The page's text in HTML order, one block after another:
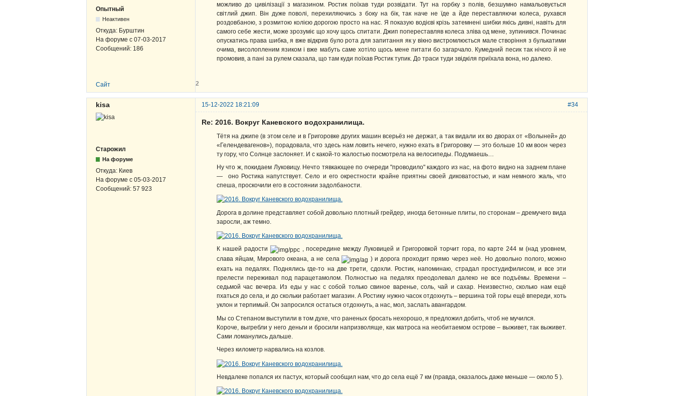
Опытный
Неактивен
Откуда: Бурштин
На форуме с 07-03-2017
Сообщений: 186
можливо до цивілізації з магазином. Ростик поїхав туди розвідати. Тут на горбку з полів, безшумно намальовується
світлий джип. Він дуже поволі, перехиляючись з боку на бік, так наче не їде а йде переставляючи колеса, рухався
роздовбаною, з розмитою колією дорогою просто на нас. Я показую водієві крізь затемнені шибки якісь дивні, навіть для
самого себе жести, може зрозуміє що хочу щось спитати. Джип попереставляв колеса зліва од мене, зупинився. Починає
опускатись права шибка, я вже відкрив було рота для запитання як у вікно вистромлюється мале створіння з булькатими
очима, висолопленим язиком і вже мабуть саме хотіло щось мене питати бо загарчало. Кумедний песик так нічого й не
промовив, а пані за рулем сказала, що там куди поїхав Ростик тупик. До траси туди звідкіля приїхала вона, но далеко.
Сайт 2
#34
kisa 15-12-2022 18:21:09
Старожил
На форуме
Откуда: Киев
На форуме с 05-03-2017
Сообщений: 57 923
Re: 2016. Вокруг Каневского водохранилища.
Тётя на джипе (в этом селе и в Григоровке других машин всерьёз не держат, а так видали их во дворах от «Волыней» до
«Гелендевагенов»), порадовала, что здесь нам ловить нечего, нужно ехать в Григоровку — это больше 10 км воон через
ту гору, что Солнце заслоняет. И с какой-то жалостью посмотрела на велосипеды. Подумаешь…
Ну что ж, покидаем Луковицу. Нечто тявкающее по очереди "проводило" каждого из нас, на фото видно на заднем плане
— оно Ростика напутствует. Село и его окрестности крайне приятны своей диковатостью, и нам немного жаль, что
спеша, проскочили его в состоянии задолбаности.
Дорога в долине представляет собой довольно плотный грейдер, иногда бетонные плиты, по сторонам – дремучего вида
заросли, аж темно.
К нашей радости
, посередине между Луковицей и Григоровкой торчит гора, по карте 244 м (над уровнем,
слава яйцам, Мирового океана, а не села
) и дорога проходит прямо через неё. Но довольно полого, можно
ехать на педалях. Поднялись где-то на две трети, сдохли. Ростик, напоминаю, страдал простудифилисом, и все эти
прелести переживал под парацетамолом. Полностью на педалях преодолевал далеко не все подъёмы. Времени –
седьмой час вечера. Из еды у нас с собой только свиное варенье, соль, чай и сахар. Неизвестно, сколько нам ещё
пхаться до села, и до скольки работает магазин. А Ростику нужно часок отдохнуть – вершина той горы ещё впереди, хоть
уклон и терпимый. Он запросился остаться отдохнуть, а нас, мол, заслать авангардом.
Мы со Степаном выступили в том духе, что раненых бросать нехорошо, я предложил добить, чтоб не мучился.
Короче, выгребли у него деньги и бросили напризволяще, как матроса на необитаемом острове – выживет, так выживет.
Сами ломанулись дальше.
Через километр нарвались на козлов.
Невдалеке попался их пастух, который сообщил нам, что до села ещё 7 км (правда, оказалось даже меньше — около 5 ).